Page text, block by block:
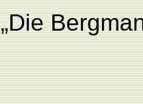
„Die